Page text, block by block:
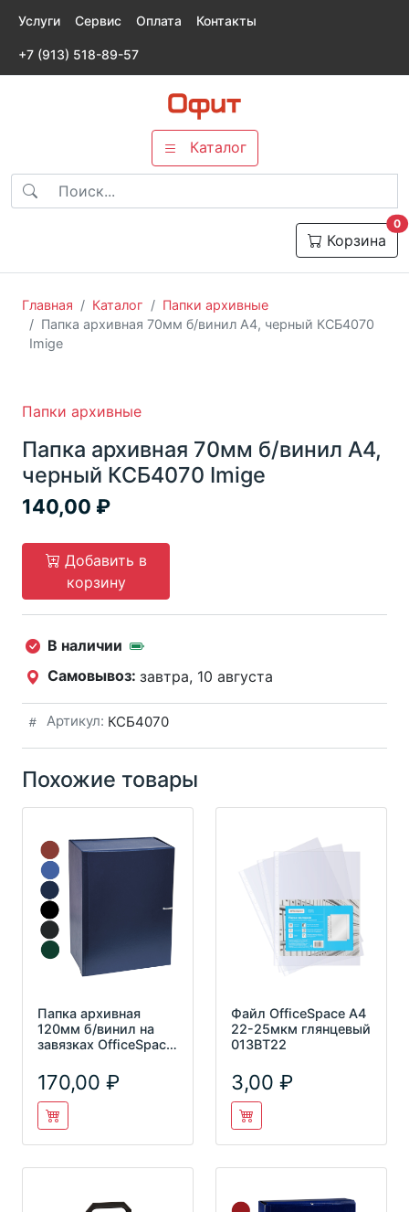
Услуги Сервис Оплата Контакты
+7 (913) 518-89-57
Каталог
Корзина
0
Главная Каталог
Папки архивные
Папка архивная 70мм б/винил А4, черный КСБ4070
Imige
Папки архивные
Папка архивная 70мм б/винил А4,
черный КСБ4070 Imige
140,00
Добавить в
корзину
В наличии
Самовывоз: завтра, 10 августа
Артикул: КСБ4070
Похожие товары
Папка архивная
120мм б/винил на
завязках OfficeSpace,
170,00
Файл OfficeSpace А4
22-25мкм глянцевый
013ВТ22
3,00